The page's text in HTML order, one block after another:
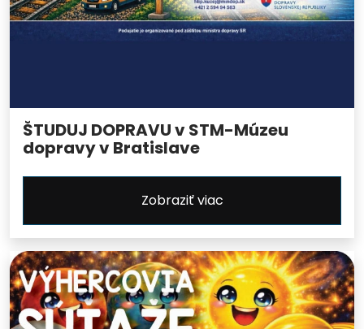
ŠTUDUJ DOPRAVU v STM-Múzeu
dopravy v Bratislave
Zobraziť viac